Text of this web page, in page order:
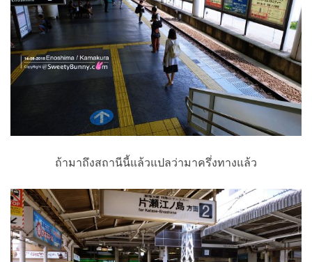
ถ้ามาถึงสถานีนี้แล้วแปลว่ามาครึ่งทางแล้ว